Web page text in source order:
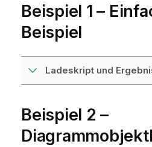
Beispiel 1 –
Beispiel
Ladeskript und
Beispiel 2 –